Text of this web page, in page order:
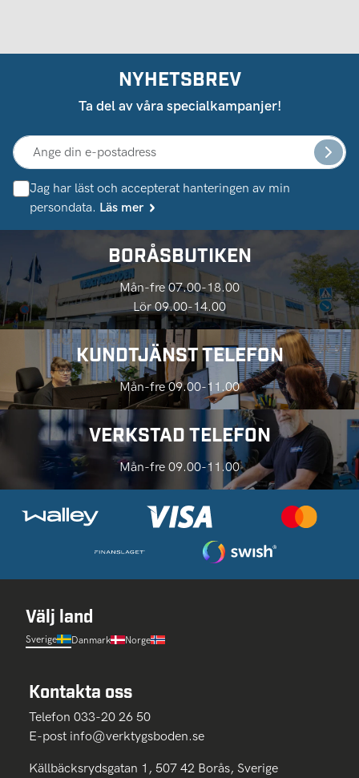
NYHETSBREV
Ta del av våra specialkampanjer!
Jag har läst och accepterat hanteringen av min
persondata. Läs mer
BORÅSBUTIKEN
Mån-fre 07.00-18.00
Lör 09.00-14.00
KUNDTJÄNST TELEFON
Mån-fre 09.00-11.00
VERKSTAD TELEFON
Mån-fre 09.00-11.00
Välj land
Sverige Danmark Norge
Kontakta oss
Telefon 033-20 26 50
E-post info@verktygsboden.se
Källbäcksrydsgatan 1, 507 42 Borås, Sverige